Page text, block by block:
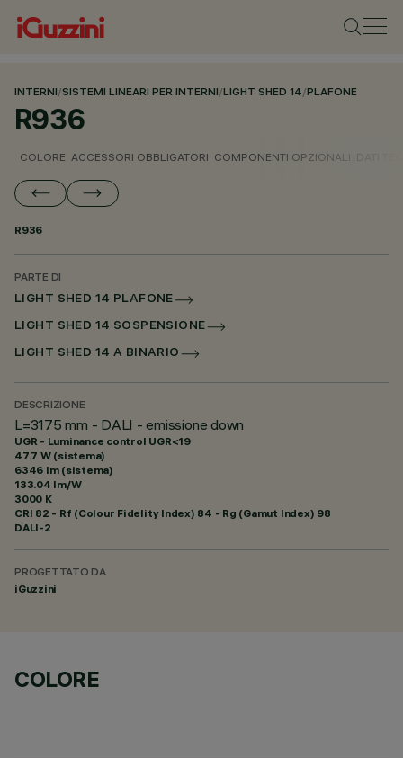
INTERNI/SISTEMI LINEARI PER INTERNI/LIGHT SHED 14/PLAFONE
R936
COLORE ACCESSORI OBBLIGATORI COMPONENTI OPZIONALI
R936
PARTE DI
LIGHT SHED 14 PLAFONE
LIGHT SHED 14 SOSPENSIONE
LIGHT SHED 14 A BINARIO
DESCRIZIONE
L=3175 mm - DALI - emissione down
UGR - Luminance control UGR<19
47.7 W (sistema)
6346 lm (sistema)
133.04 lm/W
3000 K
CRI 82 - Rf (Colour Fidelity Index) 84 - Rg (Gamut Index) 98
DALI-2
PROGETTATO DA
iGuzzini
COLORE